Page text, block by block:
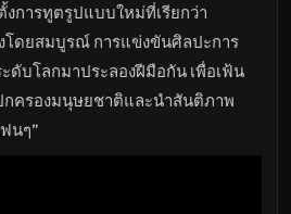
การทูตรูปแบบใหม่ที่เรียกว่า
โดยสมบูรณ์ การแข่งขันศิลปะการ
ดับโลกมาประลองฝีมือกัน เพื่อเฟ้น
ครองมนุษยชาติและนำสันติภาพ
นๆ”